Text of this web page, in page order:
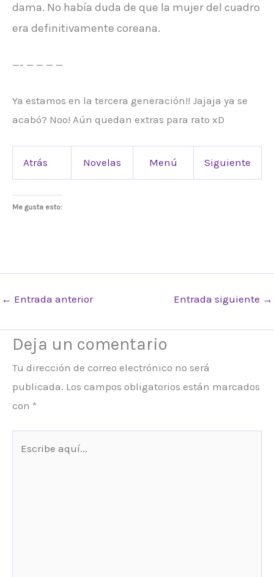
dama. No había duda de que la mujer del cuadro
era definitivamente coreana.
—- — — — —
Ya estamos en la tercera generación!! Jajaja ya se
acabó? Noo! Aún quedan extras para rato xD
Atrás Novelas Menú Siguiente
Me gusta esto:
← Entrada anterior Entrada siguiente →
Deja un comentario
Tu dirección de correo electrónico no será
publicada. Los campos obligatorios están marcados
con *